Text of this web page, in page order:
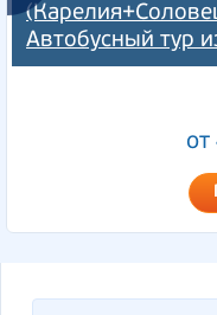
Автобусный тур